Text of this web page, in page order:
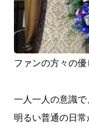
ファンの方々の優
一人一人の意識で
明るい普通の日常